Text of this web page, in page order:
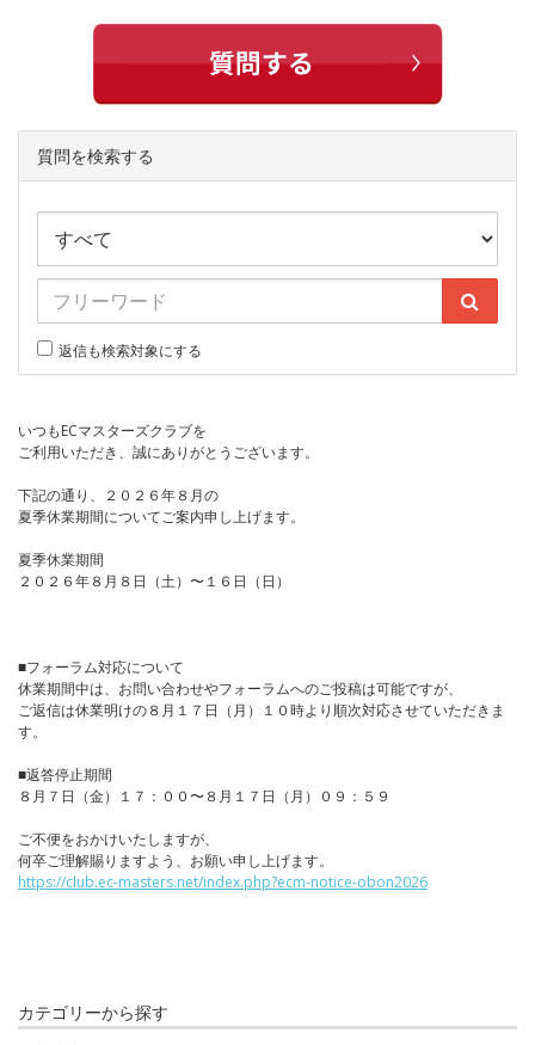
質問を検索する
返信も検索対象にする
いつもECマスターズクラブを
ご利用いただき、誠にありがとうございます。
下記の通り、２０２６年８月の
夏季休業期間についてご案内申し上げます。
夏季休業期間
２０２６年８月８日（土）〜１６日（日）
■フォーラム対応について
休業期間中は、お問い合わせやフォーラムへのご投稿は可能ですが、
ご返信は休業明けの８月１７日（月）１０時より順次対応させていただきま
す。
■返答停止期間
８月７日（金）１７：００〜８月１７日（月）０９：５９
ご不便をおかけいたしますが、
何卒ご理解賜りますよう、お願い申し上げます。
https://club.ec-masters.net/index.php?ecm-notice-obon2026
カテゴリーから探す